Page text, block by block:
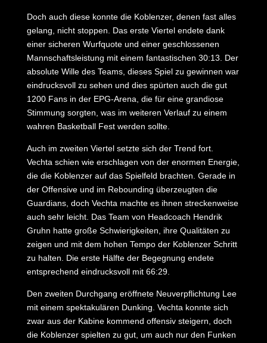
Doch auch diese konnte die Koblenzer, denen fast alles
gelang, nicht stoppen. Das erste Viertel endete dank
einer sicheren Wurfquote und einer geschlossenen
Mannschaftsleistung mit einem fantastischen 30:13. Der
absolute Wille des Teams, dieses Spiel zu gewinnen war
eindrucksvoll zu sehen und dies spürten auch die gut
1200 Fans in der EPG-Arena, die für eine grandiose
Stimmung sorgten, was im weiteren Verlauf zu einem
wahren Basketball Fest werden sollte.
Auch im zweiten Viertel setzte sich der Trend fort.
Vechta schien wie erschlagen von der enormen Energie,
die die Koblenzer auf das Spielfeld brachten. Gerade in
der Offensive und im Rebounding überzeugten die
Guardians, doch Vechta machte es ihnen streckenweise
auch sehr leicht. Das Team von Headcoach Hendrik
Gruhn hatte große Schwierigkeiten, ihre Qualitäten zu
zeigen und mit dem hohen Tempo der Koblenzer Schritt
zu halten. Die erste Hälfte der Begegnung endete
entsprechend eindrucksvoll mit 66:29.
Den zweiten Durchgang eröffnete Neuverpflichtung Lee
mit einem spektakulären Dunking. Vechta konnte sich
zwar aus der Kabine kommend offensiv steigern, doch
die Koblenzer spielten zu gut, um auch nur den Funken